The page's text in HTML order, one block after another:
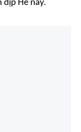
dịp Hè này.